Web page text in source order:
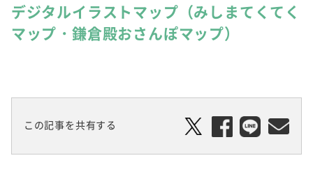
デジタルイラストマップ（みしまてくてく
マップ・鎌倉殿おさんぽマップ）
この記事を共有する